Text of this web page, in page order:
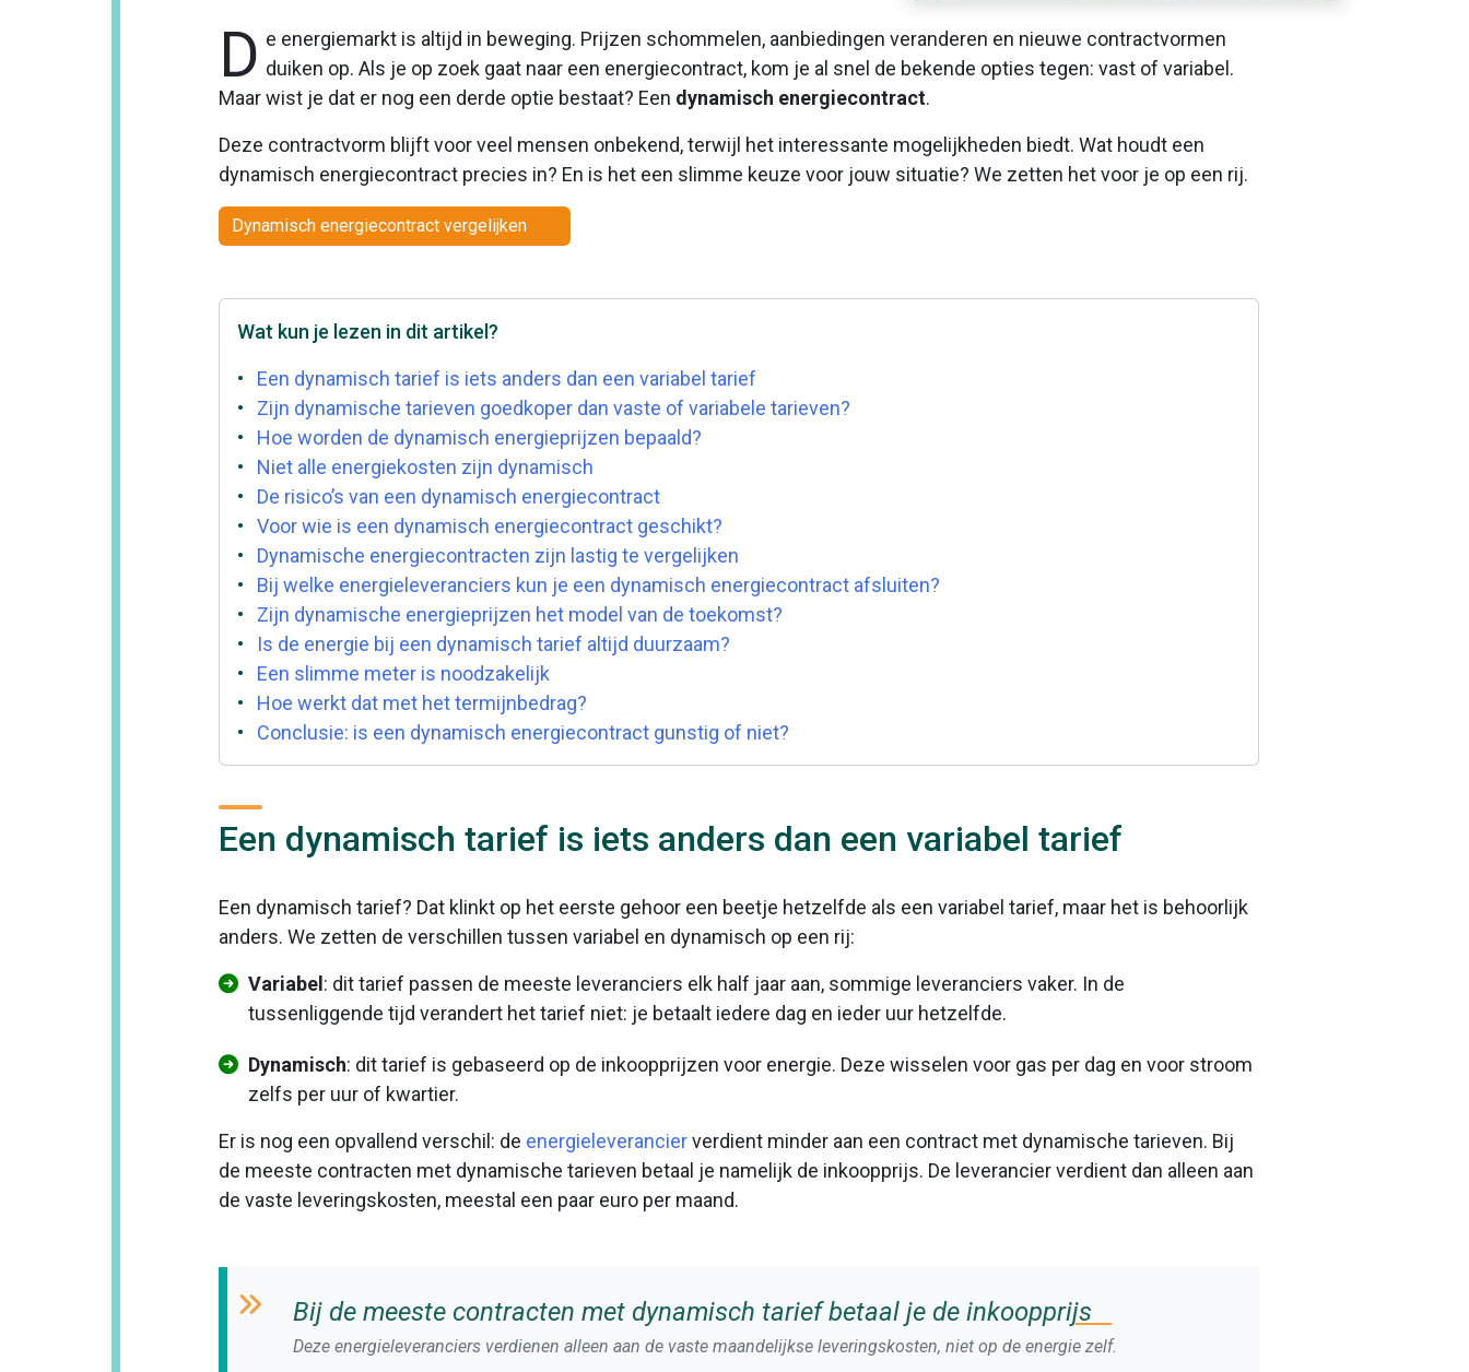
D e energiemarkt is altijd in beweging. Prijzen schommelen, aanbiedingen veranderen en nieuwe contractvormen
duiken op. Als je op zoek gaat naar een energiecontract, kom je al snel de bekende opties tegen: vast of variabel.
Maar wist je dat er nog een derde optie bestaat? Een dynamisch energiecontract.
Deze contractvorm blijft voor veel mensen onbekend, terwijl het interessante mogelijkheden biedt. Wat houdt een
dynamisch energiecontract precies in? En is het een slimme keuze voor jouw situatie? We zetten het voor je op een rij.
Dynamisch energiecontract vergelijken
Wat kun je lezen in dit artikel?
Een dynamisch tarief is iets anders dan een variabel tarief
Zijn dynamische tarieven goedkoper dan vaste of variabele tarieven?
Hoe worden de dynamisch energieprijzen bepaald?
Niet alle energiekosten zijn dynamisch
De risico’s van een dynamisch energiecontract
Voor wie is een dynamisch energiecontract geschikt?
Dynamische energiecontracten zijn lastig te vergelijken
Bij welke energieleveranciers kun je een dynamisch energiecontract afsluiten?
Zijn dynamische energieprijzen het model van de toekomst?
Is de energie bij een dynamisch tarief altijd duurzaam?
Een slimme meter is noodzakelijk
Hoe werkt dat met het termijnbedrag?
Conclusie: is een dynamisch energiecontract gunstig of niet?
Een dynamisch tarief is iets anders dan een variabel tarief
Een dynamisch tarief? Dat klinkt op het eerste gehoor een beetje hetzelfde als een variabel tarief, maar het is behoorlijk
anders. We zetten de verschillen tussen variabel en dynamisch op een rij:
Variabel : dit tarief passen de meeste leveranciers elk half jaar aan, sommige leveranciers vaker. In de
tussenliggende tijd verandert het tarief niet: je betaalt iedere dag en ieder uur hetzelfde.
Dynamisch: dit tarief is gebaseerd op de inkoopprijzen voor energie. Deze wisselen voor gas per dag en voor stroom
zelfs per uur of kwartier.
Er is nog een opvallend verschil: de energieleverancierverdient minder aan een contract met dynamische tarieven. Bij
de meeste contracten met dynamische tarieven betaal je namelijk de inkoopprijs. De leverancier verdient dan alleen aan
de vaste leveringskosten, meestal een paar euro per maand.
Bij de meeste contracten met dynamisch tarief betaal je de inkoopprijs
Deze energieleveranciers verdienen alleen aan de vaste maandelijkse leveringskosten, niet op de energie zelf.